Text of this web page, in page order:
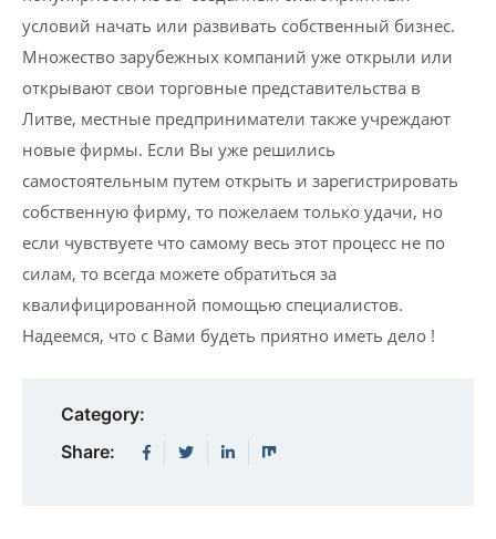
условий начать или развивать собственный бизнес.
Множество зарубежных компаний уже открыли или
открывают свои торговные представительства в
Литве, местные предприниматели также учреждают
новые фирмы. Если Вы уже решились
самостоятельным путем открыть и зарегистрировать
собственную фирму, то пожелаем только удачи, но
если чувствуете что самому весь этот процесс не по
силам, то всегда можете обратиться за
квалифицированной помощью специалистов.
Надеемся, что с Вами будеть приятно иметь дело !
Category:
Share: